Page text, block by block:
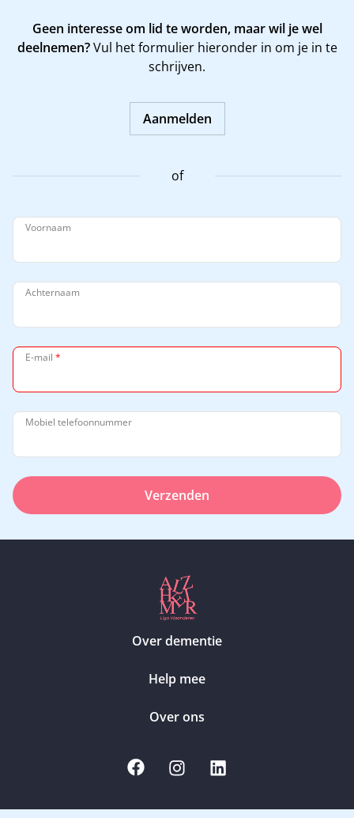
Geen interesse om lid te worden, maar wil je wel
deelnemen?Vul het formulier hieronder in om je in te
schrijven.
Aanmelden
of
Voornaam
Achternaam
E-mail *
Mobiel telefoonnummer
Verzenden
Over dementie
Help mee
Over ons